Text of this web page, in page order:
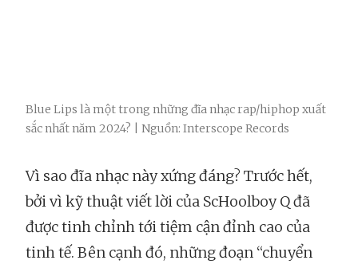
Blue Lips là một trong những đĩa nhạc rap/hiphop xuất
sắc nhất năm 2024? | Nguồn: Interscope Records
Vì sao đĩa nhạc này xứng đáng? Trước hết,
bởi vì kỹ thuật viết lời của ScHoolboy Q đã
được tinh chỉnh tới tiệm cận đỉnh cao của
tinh tế. Bên cạnh đó, những đoạn “chuyển